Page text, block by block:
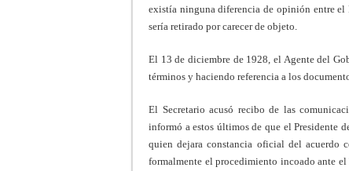
existía ninguna diferencia de opinión entre
sería retirado por carecer de objeto.
El 13 de diciembre de 1928, el Agente del
términos y haciendo referencia a los
El Secretario acusó recibo de las
informó a estos últimos de que el Presidente
quien dejara constancia oficial del acuerdo
formalmente el procedimiento incoado ante